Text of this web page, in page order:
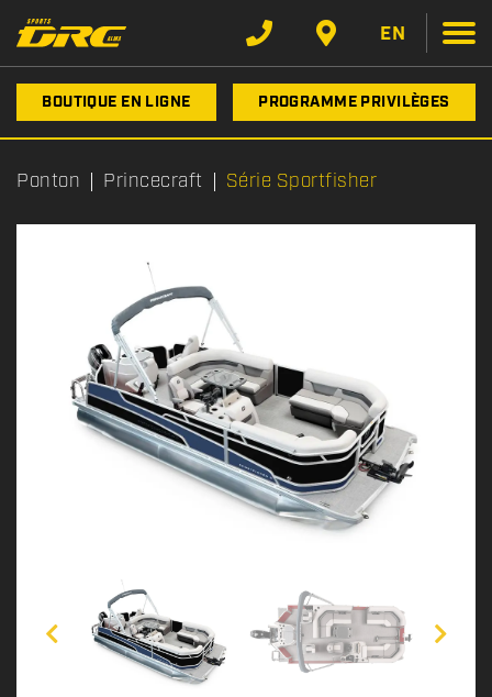
EN
BOUTIQUE EN LIGNE PROGRAMME PRIVILÈGES
Ponton Princecraft Série Sportfisher